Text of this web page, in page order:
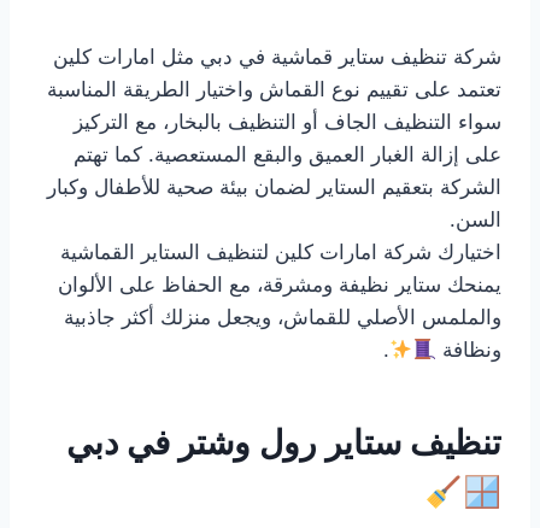
شركة تنظيف ستاير قماشية في دبي مثل امارات كلين
تعتمد على تقييم نوع القماش واختيار الطريقة المناسبة
سواء التنظيف الجاف أو التنظيف بالبخار، مع التركيز
على إزالة الغبار العميق والبقع المستعصية. كما تهتم
الشركة بتعقيم الستاير لضمان بيئة صحية للأطفال وكبار
السن.
اختيارك شركة امارات كلين لتنظيف الستاير القماشية
يمنحك ستاير نظيفة ومشرقة، مع الحفاظ على الألوان
والملمس الأصلي للقماش، ويجعل منزلك أكثر جاذبية
ونظافة
.
تنظيف ستاير رول وشتر في دبي